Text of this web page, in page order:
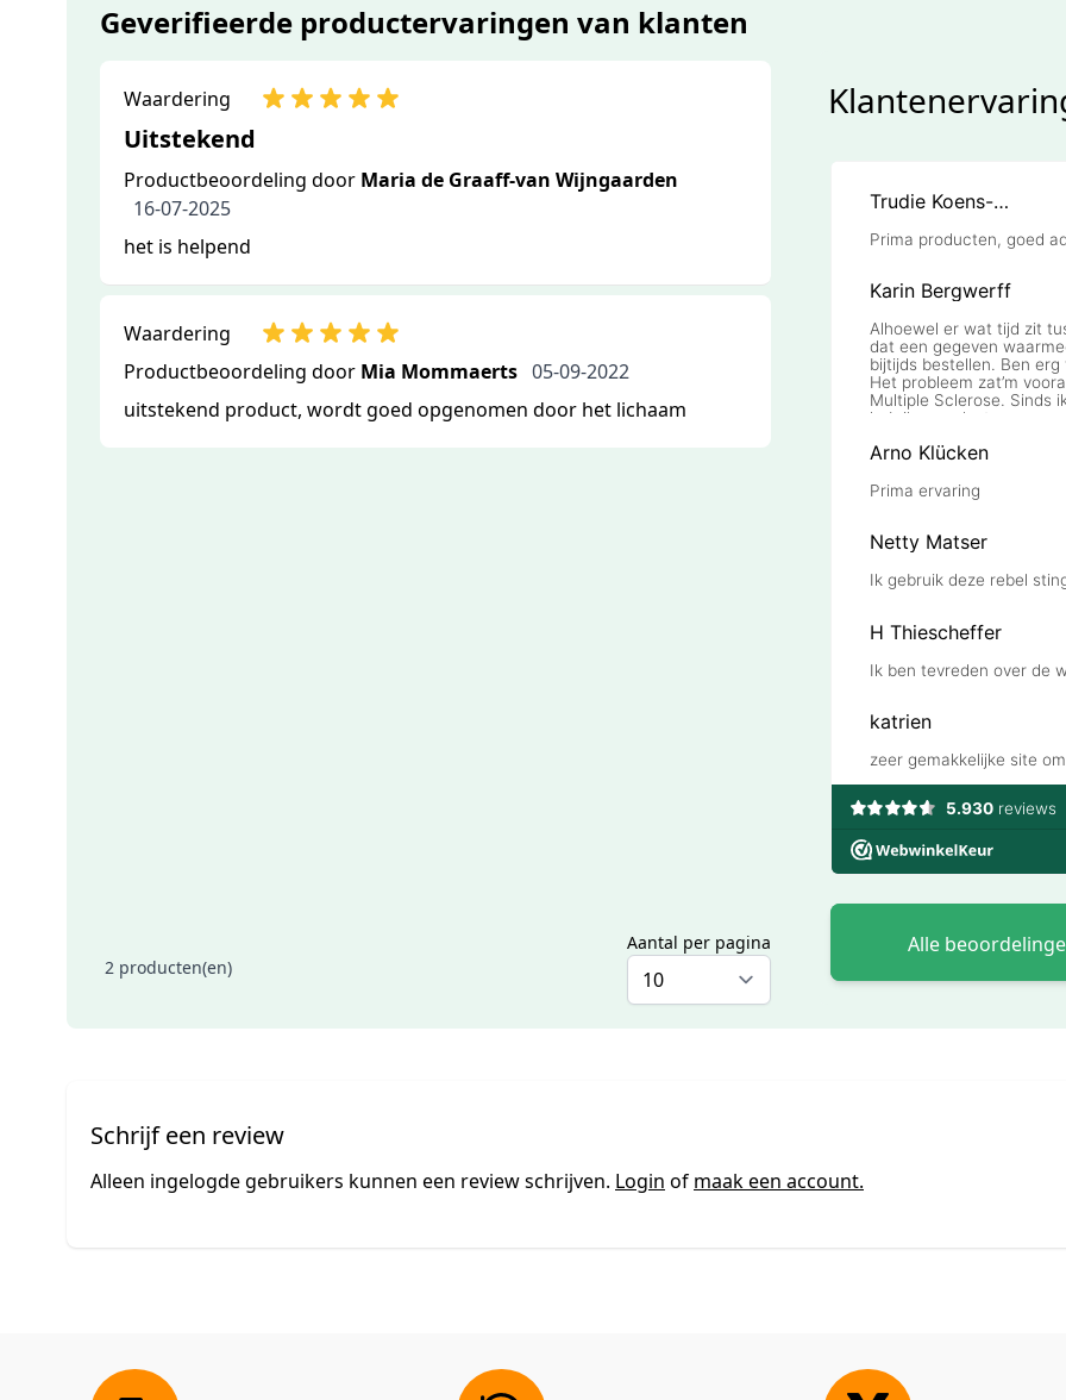
Geverifieerde productervaringen van klanten
Waardering
Uitstekend
Productbeoordeling door Maria de Graaff-van Wijngaarden
16-07-2025
het is helpend
Waardering
Productbeoordeling door Mia Mommaerts 05-09-2022
uitstekend product, wordt goed opgenomen door het lichaam
2 producten(en)
Aantal per pagina Alle
Schrijf een review
Alleen ingelogde gebruikers kunnen een review schrijven. Login of maak een account.